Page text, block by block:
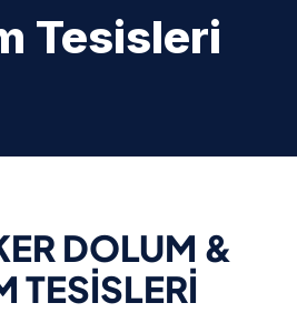
Tesisleri
DOLUM &
TESİSLERİ